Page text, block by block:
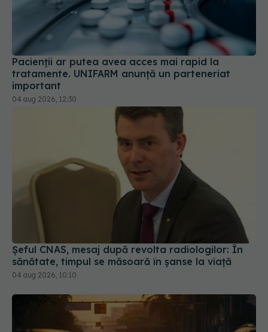
Pacienții ar putea avea acces mai rapid la
tratamente. UNIFARM anunță un parteneriat
important
04 aug 2026, 12:30
Șeful CNAS, mesaj după revolta radiologilor: În
sănătate, timpul se măsoară în șanse la viață
04 aug 2026, 10:10